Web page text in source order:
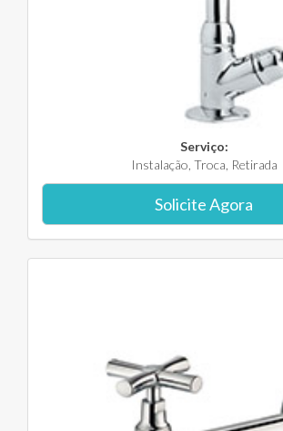
Serviço:
Instalação, Troca, Retirada
Solicite Agora